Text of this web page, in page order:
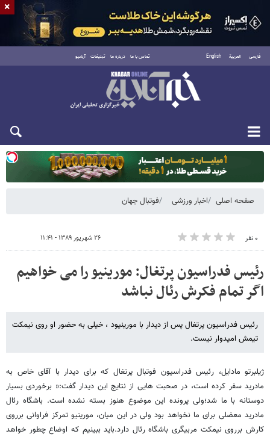
فارسی العربية English تماس با ما درباره ما تبلیغات آرشیو
دوشنبه ۱۹ مرداد ۱۴۰۵
صفحه اصلی اخبار ورزشی فوتبال جهان
۰ نفر ۲۶ شهریور ۱۳۸۹ - ۱۱:۴۱
رئیس فدراسیون پرتغال: مورینیو را می خواهیم
اگر تمام فکرش رئال نباشد
رئیس فدراسیون پرتغال پس از دیدار با مورینیود ، خیلی به حضور او روی نیمکت
تیمش امیدوار نیست.
ژیلبرتو مادایل، رئیس فدراسیون فوتبال پرتغال که برای دیدار با آقای خاص به
مادرید سفر کرده است، در صحبت هایی از نتایج این دیدار گفت:« برخوردی بسیار
دوستانه با ما شد؛ولی پرونده این موضوع هنوز بسته نشده است. باشگاه رئال
مادرید معضلی برای ما نخواهد بود ولی در این میان، مورینیو تمرکز فراوانی برروی
کارش برروی نیمکت مربیگری باشگاه رئال دارد.باید ببینیم که اوضاع چطور خواهد
×